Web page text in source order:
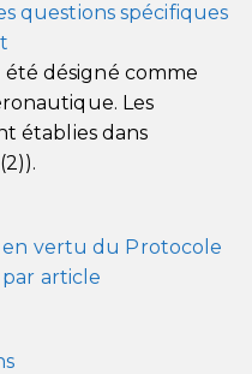
questions spécifiques
été désigné comme
Les
établies dans
en vertu du Protocole
article